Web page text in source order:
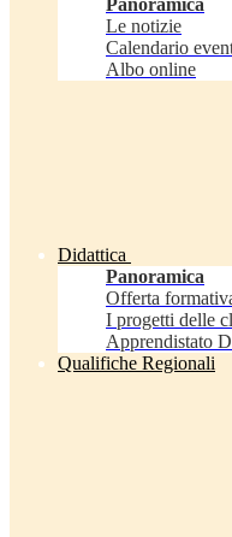
Panoramica
Le notizie
Calendario
Albo online
Didattica
Panoramica
Offerta
I progetti delle
Apprendistato
Qualifiche Regionali